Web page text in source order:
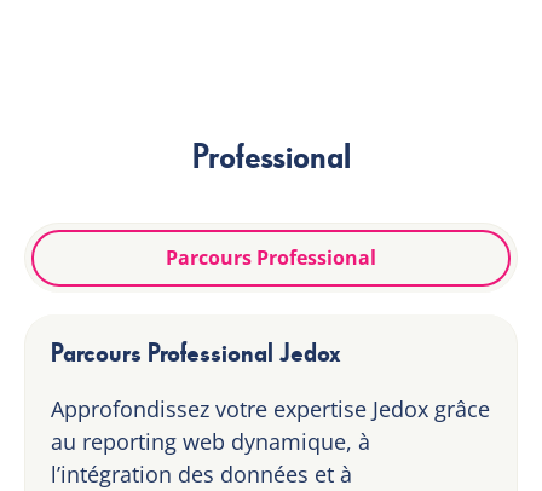
Professional
Parcours Professional
Parcours Professional Jedox
Approfondissez votre expertise Jedox grâce
au reporting web dynamique, à
l’intégration des données et à